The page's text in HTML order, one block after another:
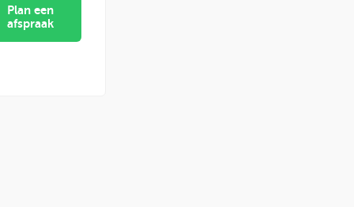
Plan een
afspraak